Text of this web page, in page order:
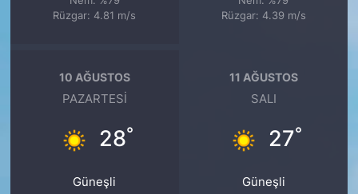
Rüzgar: 4.81 m/s
Rüzgar: 4.39 m/s
10 AĞUSTOS
PAZARTESI
28°
Güneşli
11 AĞUSTOS
SALI
27°
Güneşli